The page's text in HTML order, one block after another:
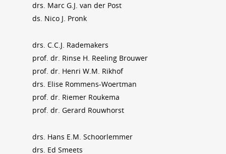
drs. Marc G.J. van der Post
ds. Nico J. Pronk
drs. C.C.J. Rademakers
prof. dr. Rinse H. Reeling Brouwer
prof. dr. Henri W.M. Rikhof
drs. Elise Rommens-Woertman
prof. dr. Riemer Roukema
prof. dr. Gerard Rouwhorst
drs. Hans E.M. Schoorlemmer
drs. Ed Smeets